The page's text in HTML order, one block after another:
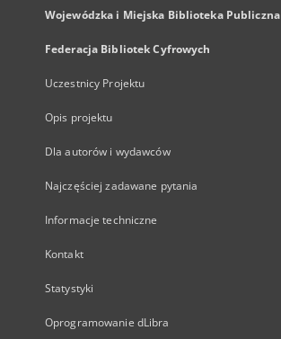
Wojewódzka i Miejska Biblioteka Publiczna
Federacja Bibliotek Cyfrowych
Uczestnicy Projektu
Opis projektu
Dla autorów i wydawców
Najczęściej zadawane pytania
Informacje techniczne
Kontakt
Statystyki
Oprogramowanie dLibra